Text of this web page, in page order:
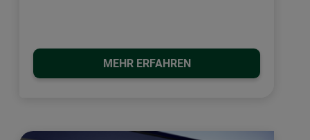
MEHR ERFAHREN